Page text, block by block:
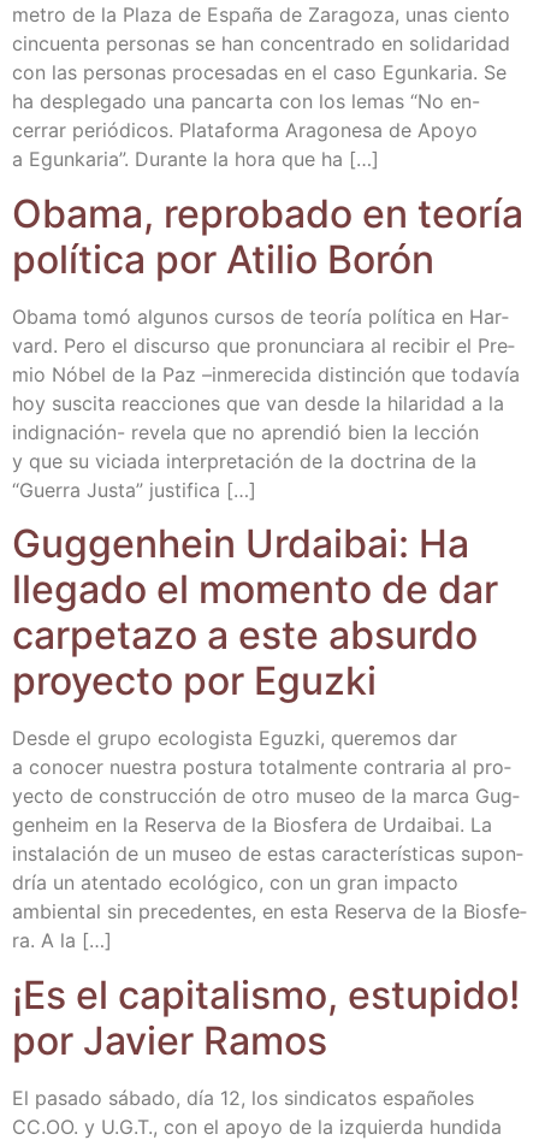
me­tro de la Pla­za de Espa­ña de Zara­go­za, unas cien­to
cin­cuen­ta per­so­nas se han con­cen­tra­do en soli­da­ri­dad
con las per­so­nas pro­ce­sa­das en el caso Egun­ka­ria. Se
ha des­ple­ga­do una pan­car­ta con los lemas “No en-
cerrar perió­di­cos. Pla­ta­for­ma Ara­go­ne­sa de Apo­yo
a Egun­ka­ria”. Duran­te la hora que ha […]
Oba­ma, repro­ba­do en teo­ría
polí­ti­ca por Ati­lio Borón
Oba­ma tomó algu­nos cur­sos de teo­ría polí­ti­ca en Har­
vard. Pero el dis­cur­so que pro­nun­cia­ra al reci­bir el Pre­
mio Nóbel de la Paz –inme­re­ci­da dis­tin­ción que toda­vía
hoy sus­ci­ta reac­cio­nes que van des­de la hila­ri­dad a la
indi­g­­na­­ción- reve­la que no apren­dió bien la lec­ción
y que su vicia­da inter­pre­ta­ción de la doc­tri­na de la
“Gue­rra Jus­ta” justifica […]
Gug­genhein Urdai­bai: Ha
lle­ga­do el momen­to de dar
car­pe­ta­zo a este absur­do
pro­yec­to por Eguzki
Des­de el gru­po eco­lo­gis­ta Eguz­ki, que­re­mos dar
a cono­cer nues­tra pos­tu­ra total­men­te con­tra­ria al pro­
yec­to de cons­truc­ción de otro museo de la mar­ca Gug­
genheim en la Reser­va de la Bios­fe­ra de Urdai­bai. La
ins­ta­la­ción de un museo de estas carac­te­rís­ti­cas supon­
dría un aten­ta­do eco­ló­gi­co, con un gran impac­to
ambien­tal sin pre­ce­den­tes, en esta Reser­va de la Bios­fe­
ra. A la […]
¡Es el capi­ta­lis­mo, estu­pi­do!
por Javier Ramos
El pasa­do sába­do, día 12, los sin­di­ca­tos espa­ño­les
CC.OO. y U.G.T., con el apo­yo de la izquier­da hun­di­da